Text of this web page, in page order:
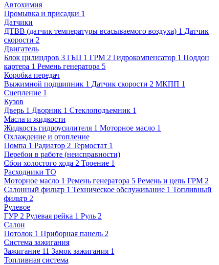
Автохимия
Промывка и присадки 1
Датчики
ДТВВ (датчик температуры всасываемого воздуха) 1 Датчик
скорости 2
Двигатель
Блок цилиндров 3 ГБЦ 1 ГРМ 2 Гидрокомпенсатор 1 Поддон
картера 1 Ремень генератора 5
Коробка передач
Выжимной подшипник 1 Датчик скорости 2 МКПП 1
Сцепление 1
Кузов
Дверь 1 Дворник 1 Стеклоподъемник 1
Масла и жидкости
Жидкость гидроусилителя 1 Моторное масло 1
Охлаждение и отопление
Помпа 1 Радиатор 2 Термостат 1
Перебои в работе (неисправности)
Сбои холостого хода 2 Троение 1
Расходники ТО
Моторное масло 1 Ремень генератора 5 Ремень и цепь ГРМ 2
Салонный фильтр 1 Техническое обслуживание 1 Топливный
фильтр 2
Рулевое
ГУР 2 Рулевая рейка 1 Руль 2
Салон
Потолок 1 Приборная панель 2
Система зажигания
Зажигание 11 Замок зажигания 1
Топливная система